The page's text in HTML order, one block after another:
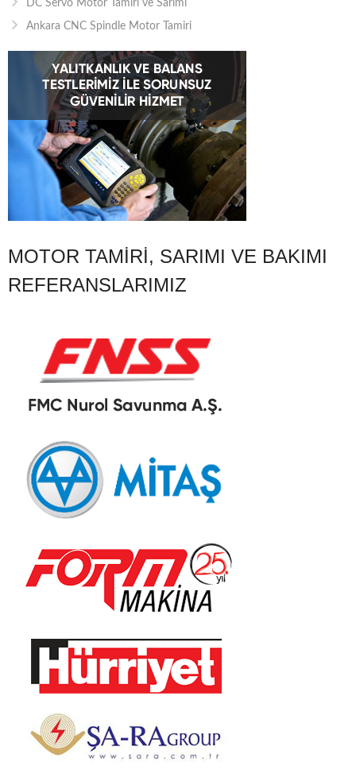
DC Servo Motor Tamiri ve Sarımı
Ankara CNC Spindle Motor Tamiri
MOTOR TAMIRI, SARIMI VE BAKIMI
REFERANSLARIMIZ